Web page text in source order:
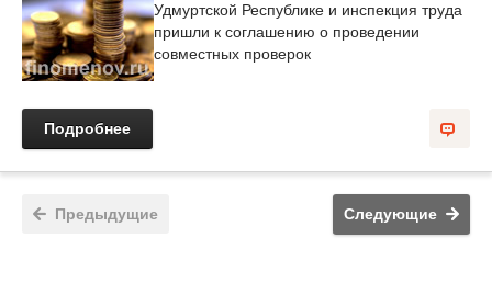
Удмуртской Республике и инспекция труда
пришли к соглашению о проведении
совместных проверок
Подробнее
Предыдущие Следующие